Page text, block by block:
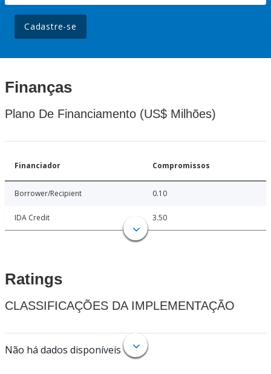
Cadastre-se
Finanças
Plano De Financiamento (US$ Milhões)
Financiador Compromissos
Borrower/Recipient 0.10
IDA Credit 3.50
Ratings
CLASSIFICAÇÕES DA IMPLEMENTAÇÃO
Não há dados disponíveis